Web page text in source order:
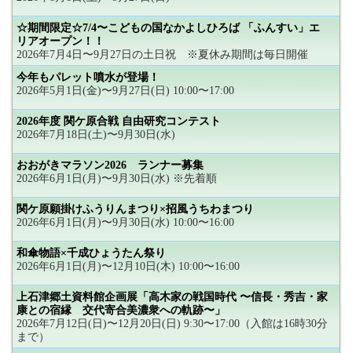
☆期間限定☆7/4〜こどもの国なかよしひろば 「ふんすい」エ
リアオープン！！
2026年7月4日〜9月27日の土日祝 ※夏休み期間は毎日開催
今年もパレット噴水が登場！
2026年5月1日(金)〜9月27日(日) 10:00〜17:00
2026年度 関ケ原合戦 自由研究コンテスト
2026年7月18日(土)〜9月30日(水)
おおがきマラソン2026 ランナー募集
2026年6月1日(月)〜9月30日(水) ※先着順
関ケ原願掛けふうりんまつり×招風うちわまつり
2026年6月1日(月)〜9月30日(水) 10:00〜16:00
和傘物語×千成ひょうたん祭り
2026年6月1日(月)〜12月10日(木) 10:00〜16:00
上石津郷土資料館企画展「高木家の戦国時代 〜信長・秀吉・家
康との宿縁 交代寄合美濃衆への軌跡〜」
2026年7月12日(日)〜12月20日(日) 9:30〜17:00（入館は16時30分
まで）